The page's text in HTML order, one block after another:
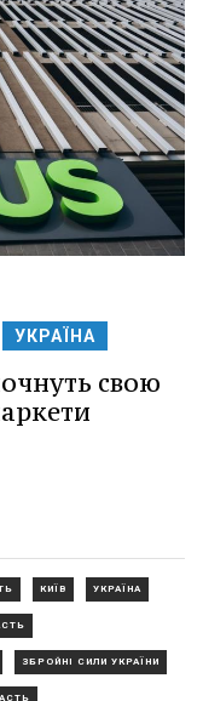
УКРАЇНА
свою
КИЇВ УКРАЇНА
ЗБРОЙНІ СИЛИ УКРАЇНИ